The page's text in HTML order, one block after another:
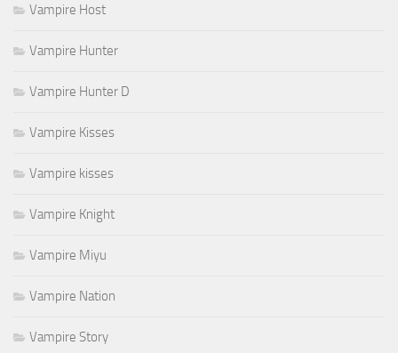
Vampire Host
Vampire Hunter
Vampire Hunter D
Vampire Kisses
Vampire kisses
Vampire Knight
Vampire Miyu
Vampire Nation
Vampire Story